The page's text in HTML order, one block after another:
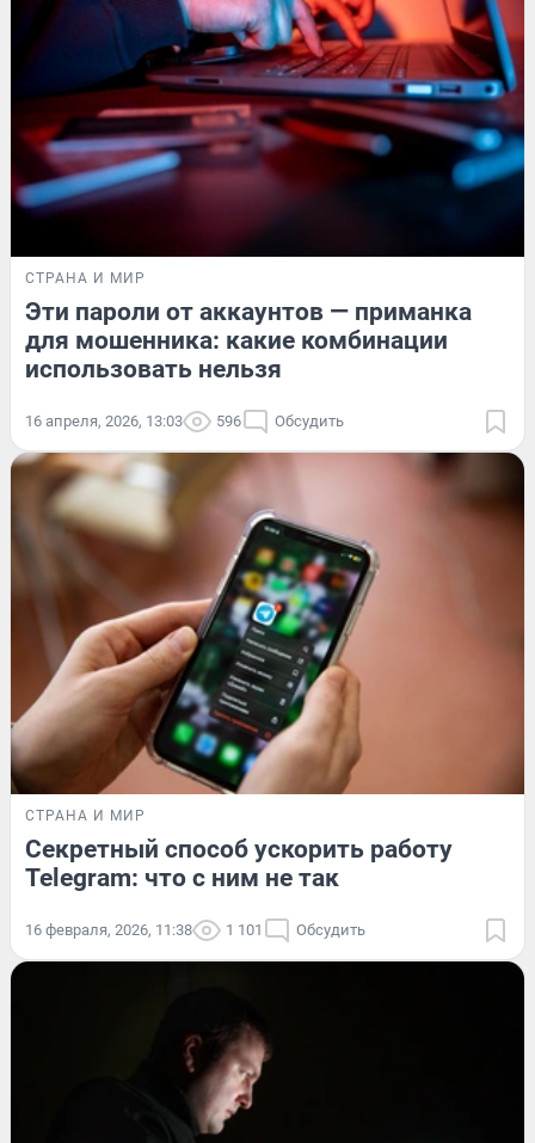
СТРАНА И МИР
Эти пароли от аккаунтов — приманка
для мошенника: какие комбинации
использовать нельзя
16 апреля, 2026, 13:03 596 Обсудить
СТРАНА И МИР
Секретный способ ускорить работу
Telegram: что с ним не так
16 февраля, 2026, 11:38 1 101 Обсудить